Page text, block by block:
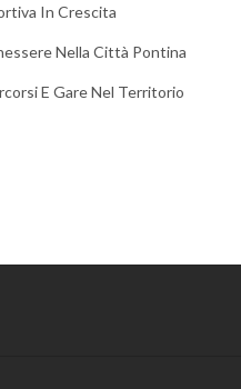
In Crescita
Nella Città Pontina
E Gare Nel Territorio